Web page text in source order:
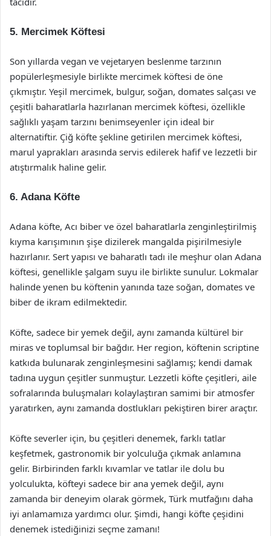
5. Mercimek Köftesi
Son yıllarda vegan ve vejetaryen beslenme tarzının
popülerleşmesiyle birlikte mercimek köftesi de öne
çıkmıştır. Yeşil mercimek, bulgur, soğan, domates salçası ve
çeşitli baharatlarla hazırlanan mercimek köftesi, özellikle
sağlıklı yaşam tarzını benimseyenler için ideal bir
alternatiftir. Çiğ köfte şekline getirilen mercimek köftesi,
marul yaprakları arasında servis edilerek hafif ve lezzetli bir
atıştırmalık haline gelir.
6. Adana Köfte
Adana köfte, Acı biber ve özel baharatlarla zenginleştirilmiş
kıyma karışımının şişe dizilerek mangalda pişirilmesiyle
hazırlanır. Sert yapısı ve baharatlı tadı ile meşhur olan Adana
köftesi, genellikle şalgam suyu ile birlikte sunulur. Lokmalar
halinde yenen bu köftenin yanında taze soğan, domates ve
biber de ikram edilmektedir.
Köfte, sadece bir yemek değil, aynı zamanda kültürel bir
miras ve toplumsal bir bağdır. Her region, köftenin scriptine
katkıda bulunarak zenginleşmesini sağlamış; kendi damak
tadına uygun çeşitler sunmuştur. Lezzetli köfte çeşitleri, aile
sofralarında buluşmaları kolaylaştıran samimi bir atmosfer
yaratırken, aynı zamanda dostlukları pekiştiren birer araçtır.
Köfte severler için, bu çeşitleri denemek, farklı tatlar
keşfetmek, gastronomik bir yolculuğa çıkmak anlamına
gelir. Birbirinden farklı kıvamlar ve tatlar ile dolu bu
yolculukta, köfteyi sadece bir ana yemek değil, aynı
zamanda bir deneyim olarak görmek, Türk mutfağını daha
iyi anlamamıza yardımcı olur. Şimdi, hangi köfte çeşidini
denemek istediğinizi seçme zamanı!